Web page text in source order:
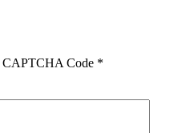
CAPTCHA Code *